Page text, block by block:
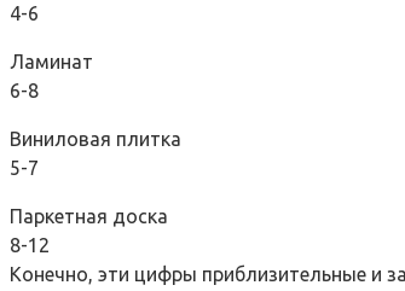
4-6
Ламинат
6-8
Виниловая плитка
5-7
Паркетная доска
8-12
Конечно, эти цифры приблизительные и